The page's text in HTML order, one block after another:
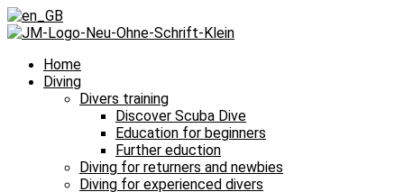
Home
Diving
Divers training
Discover Scuba Dive
Education for beginners
Further eduction
Diving for returners and newbies
Diving for experienced divers